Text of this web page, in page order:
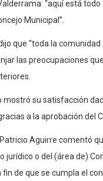
“aquí está
Municipal”.
que “toda la
las preocupaciones
mostró su satisfacción
a la aprobación del
Aguirre comentó
jurídico o del (área de)
de que se cumpla el